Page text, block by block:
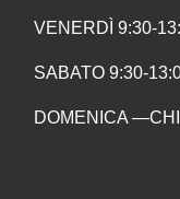
VENERDÌ 9:30-
SABATO 9:30-
DOMENICA